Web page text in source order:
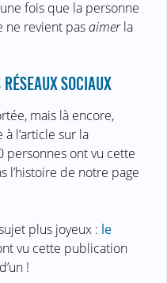
fois que la personne
ne revient pasaimerla
SOCIAUX
mais là encore,
l’article sur la
personnes ont vu cette
l’histoire de notre page
plus joyeux : le
vu cette publication
!